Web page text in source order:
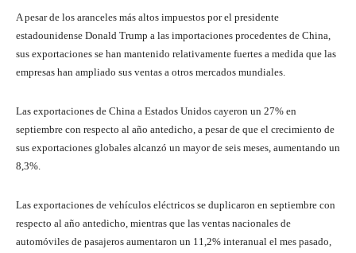
A pesar de los aranceles más altos impuestos por el presidente
estadounidense Donald Trump a las importaciones procedentes de China,
sus exportaciones se han mantenido relativamente fuertes a medida que las
empresas han ampliado sus ventas a otros mercados mundiales.
Las exportaciones de China a Estados Unidos cayeron un 27% en
septiembre con respecto al año antedicho, a pesar de que el crecimiento de
sus exportaciones globales alcanzó un mayor de seis meses, aumentando un
8,3%.
Las exportaciones de vehículos eléctricos se duplicaron en septiembre con
respecto al año antedicho, mientras que las ventas nacionales de
automóviles de pasajeros aumentaron un 11,2% interanual el mes pasado,